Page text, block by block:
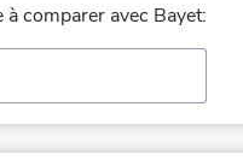
comparer avec Bayet: